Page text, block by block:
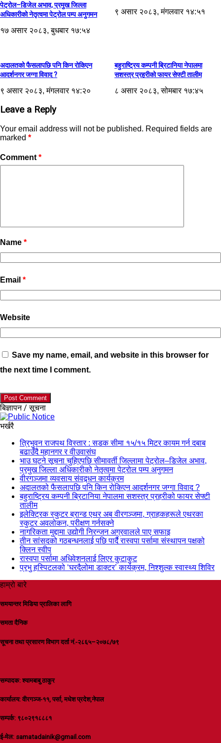
पेट्रोल–डिजेल अभाव, प्रमुख जिल्ला
अधिकारीको नेतृत्वमा पेट्रोल पम्प अनुगमन
१७ असार २०८३, बुधबार १७:५४
९ असार २०८३, मंगलवार १४:५१
अदालतको फैसलापछि पनि किन रोकिएन
आदर्शनगर जग्गा विवाद ?
९ असार २०८३, मंगलवार १४:२०
बहुराष्ट्रिय कम्पनी ब्रिटानिया नेपालमा
सशस्त्र प्रहरीको फायर सेफ्टी तालीम
८ असार २०८३, सोमबार १७:४५
Leave a Reply
Your email address will not be published. Required fields are
marked *
Comment *
Name *
Email *
Website
Save my name, email, and website in this browser for
the next time I comment.
बिज्ञापन / सूचना
भर्खरै
त्रिभुवन राजपथ विस्तार : सडक सीमा १५/१५ मिटर कायम गर्न दबाब
बढाउँदै महानगर र वीउवासंघ
भाउ घट्ने सूचना चुहिएपछि सीमावर्ती जिल्लामा पेट्रोल–डिजेल अभाव,
प्रमुख जिल्ला अधिकारीको नेतृत्वमा पेट्रोल पम्प अनुगमन
वीरगञ्जमा व्यवसाय संवद्र्धन कार्यक्रम
अदालतको फैसलापछि पनि किन रोकिएन आदर्शनगर जग्गा विवाद ?
बहुराष्ट्रिय कम्पनी ब्रिटानिया नेपालमा सशस्त्र प्रहरीको फायर सेफ्टी
तालीम
इलेक्ट्रिक स्कुटर ब्रान्ड एथर अब वीरगञ्जमा, ग्राहकहरूले एथरका
स्कुटर अवलोकन, परीक्षण गर्नसक्ने
नागरिकता मुद्दामा उद्योगी निरन्जन अग्रवालले पाए सफाइ
तीन सांसदको गठबन्धनलाई पछि पार्दै रास्वपा पर्सामा संस्थापन पक्षको
क्लिन स्वीप
रास्वपा पर्सामा अधिवेशनलाई लिएर कुटाकुट
प्रभु हस्पिटलको ‘घरदैलोमा डाक्टर’ कार्यक्रम, निश्शुल्क स्वास्थ्य शिविर
हाम्रो बारे
समयान्तर मिडिया प्रालिका लागि
समता दैनिक
सूचना तथा प्रसारण विभाग दर्ता नं.-२८६५–२०७८/७९
सम्पादक: श्यामबाबु ठाकुर
कार्यालय: वीरगञ्ज-११, पर्सा, मधेश प्रदेश,नेपाल
सम्पर्क: ९८०२९१८८८१
ई-मेल: samatadainik@gmail.com